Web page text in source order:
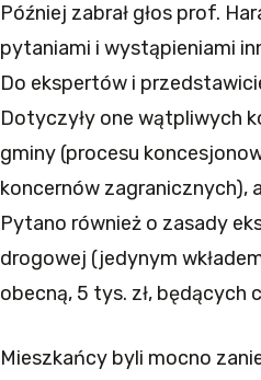
Później zabrał głos prof.
pytaniami i wystąpieniami
Do ekspertów i
Dotyczyły one wątpliwych
gminy (procesu
koncernów zagranicznych),
Pytano również o zasady
drogowej (jedynym
obecną, 5 tys. zł, będących
Mieszkańcy byli mocno